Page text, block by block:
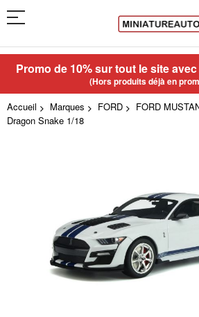
Promo de 10% sur tout le site
(Hors produits déjà en
Accueil Marques FORD
FORD
Dragon Snake 1/18